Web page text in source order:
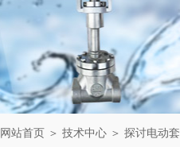
网站首页 ＞ 技术中心 ＞ 探讨电动